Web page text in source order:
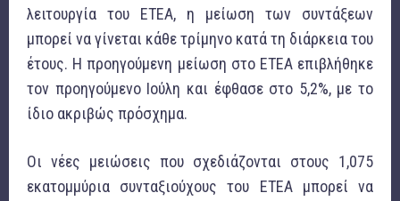
λειτουργία του ΕΤΕΑ, η μείωση των συντάξεων
μπορεί να γίνεται κάθε τρίμηνο κατά τη διάρκεια του
έτους. Η προηγούμενη μείωση στο ΕΤΕΑ επιβλήθηκε
τον προηγούμενο Ιούλη και έφθασε στο 5,2%, με το
ίδιο ακριβώς πρόσχημα.
Οι νέες μειώσεις που σχεδιάζονται στους 1,075
εκατομμύρια συνταξιούχους του ΕΤΕΑ μπορεί να